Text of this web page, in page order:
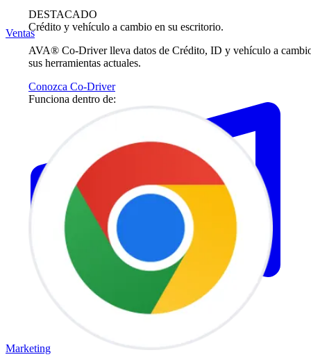
DESTACADO
Crédito y vehículo a cambio en su escritorio.
AVA® Co-Driver lleva datos de Crédito, ID y vehículo a
sus herramientas actuales.
Conozca Co-Driver
Funciona dentro de:
Ventas
Marketing